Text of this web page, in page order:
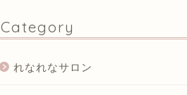
Category
れなれなサロン